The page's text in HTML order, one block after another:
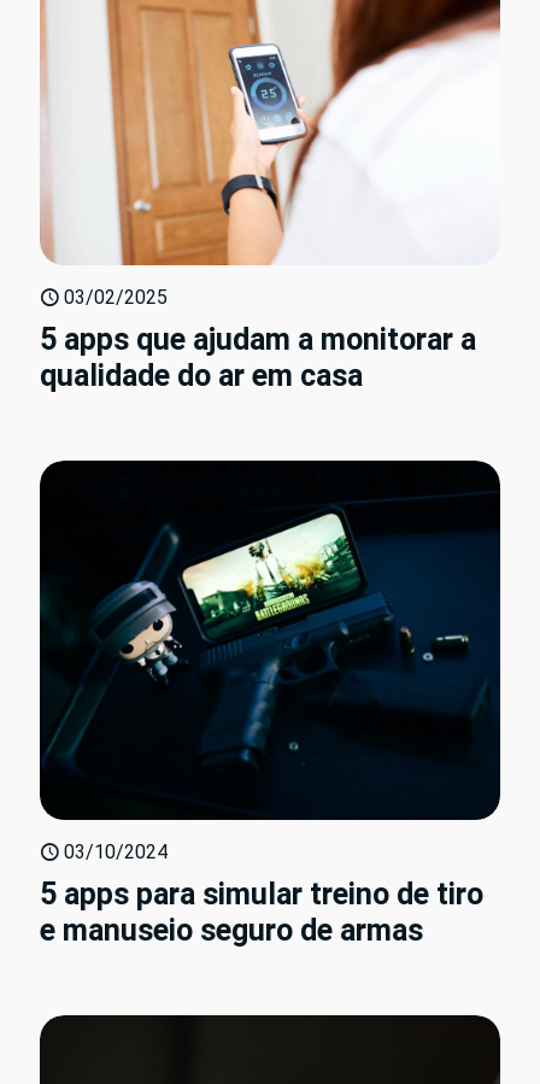
03/02/2025
5 apps que ajudam a monitorar a
qualidade do ar em casa
03/10/2024
5 apps para simular treino de tiro
e manuseio seguro de armas